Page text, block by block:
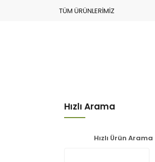
TÜM ÜRÜNLERİMİZ
Hızlı Arama
Hızlı Ürün Arama